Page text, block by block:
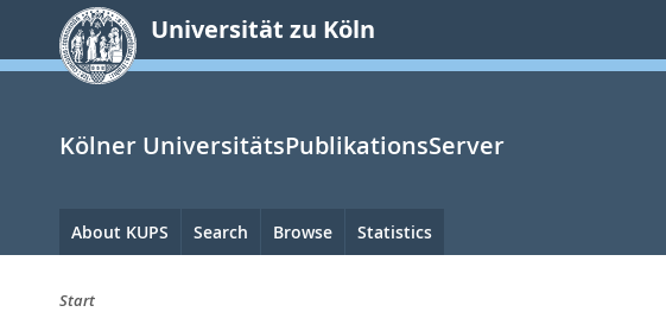
springen
Universität zu Köln
Kölner UniversitätsPublikationsServer
Hauptnavigation
About KUPS Search Browse Statistics
Start